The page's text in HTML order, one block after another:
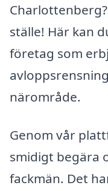
ställe! Här kan
företag som
närområde.
Genom vår
smidigt begära
fackmän. Det